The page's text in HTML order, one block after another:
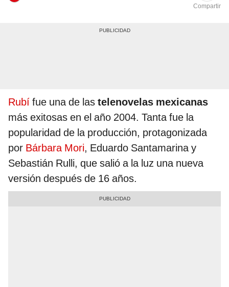
Compartir
Rubí fue una de las telenovelas mexicanas
más exitosas en el año 2004. Tanta fue la
popularidad de la producción, protagonizada
por Bárbara Mori, Eduardo Santamarina y
Sebastián Rulli, que salió a la luz una nueva
versión después de 16 años.